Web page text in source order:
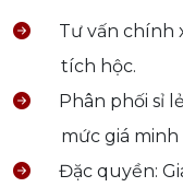
Tư vấn chính
tích hộc.
Phân phối sỉ
mức giá
Đặc quyền: